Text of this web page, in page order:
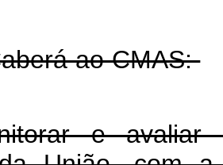
ao CMAS:
e avaliar